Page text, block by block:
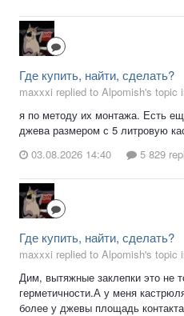
Где купить, найти, сделать?
maxxxi replied to Alpomish's topic
я по методу их монтажа. Есть
джева размером с 5 литровую
03.08.2026 14:40
5 829
Где купить, найти, сделать?
maxxxi replied to Alpomish's topic
Дим, вытяжные заклепки это не
герметичности.А у меня
более у джевы площадь